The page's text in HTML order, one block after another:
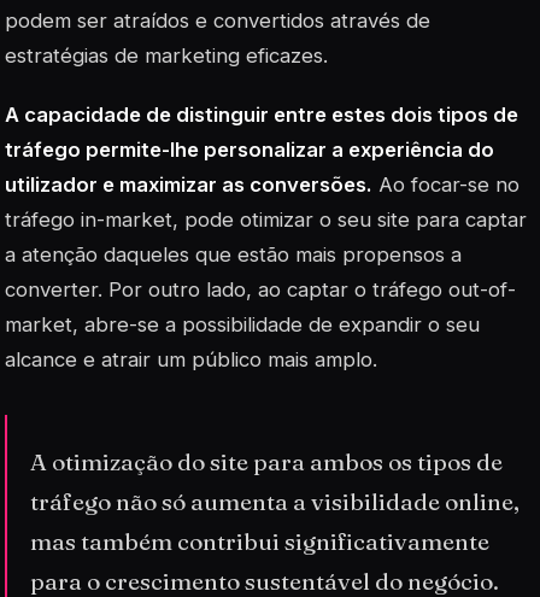
podem ser atraídos e convertidos através de
estratégias de marketing eficazes.
A capacidade de distinguir entre estes dois tipos de
tráfego permite-lhe personalizar a experiência do
utilizador e maximizar as conversões. Ao focar-se no
tráfego in-market, pode otimizar o seu site para captar
a atenção daqueles que estão mais propensos a
converter. Por outro lado, ao captar o tráfego out-of-
market, abre-se a possibilidade de expandir o seu
alcance e atrair um público mais amplo.
A otimização do site para ambos os tipos de
tráfego não só aumenta a visibilidade online,
mas também contribui significativamente
para o crescimento sustentável do negócio.